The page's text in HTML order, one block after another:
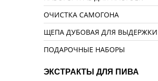
ОЧИСТКА САМОГОНА
ЩЕПА ДУБОВАЯ ДЛЯ ВЫДЕРЖКИ
ПОДАРОЧНЫЕ НАБОРЫ
ЭКСТРАКТЫ ДЛЯ ПИВА